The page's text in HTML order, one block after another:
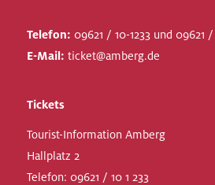
Telefon: 09621 / 10-1233 und 09621 /
E-Mail: ticket@amberg.de
Tickets
Tourist-Information Amberg
Hallplatz 2
Telefon: 09621 / 10 1 233